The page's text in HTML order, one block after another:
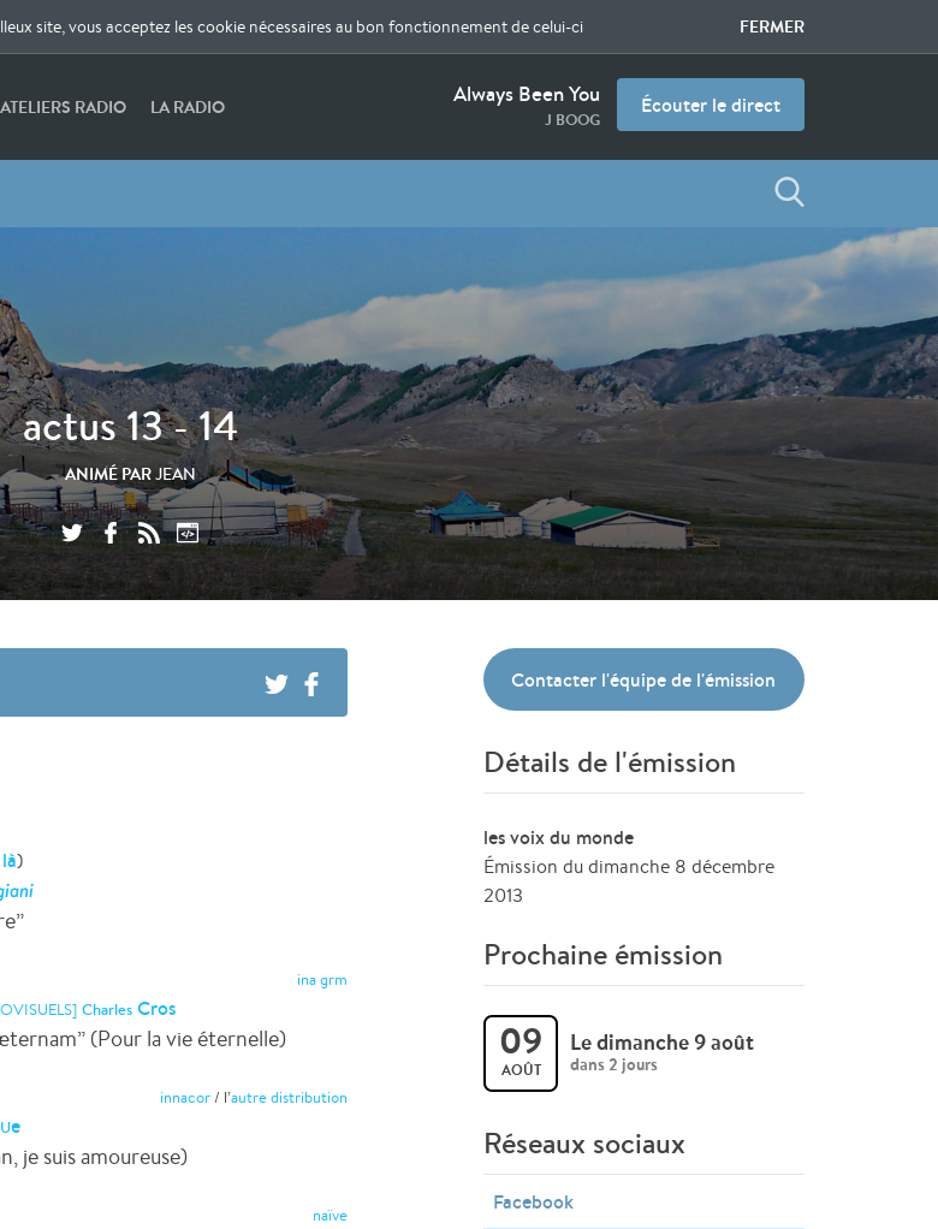
site, vous acceptez les cookie nécessaires au bon fonctionnement de celui-ci FERMER
ATELIERS RADIO LA RADIO Always Been You
J BOOG
Écouter le direct
actus 13 - 14
ANIMÉ PARJEAN
là)
ina grm
CharlesCros
(Pour la vie éternelle)
innacor/ l’autre distribution
e
je suis amoureuse)
naïve
Contacter l'équipe de l'émission
Détails de l'émission
les voix du monde
Émission du dimanche 8 décembre
2013
Prochaine émission
09
AOÛT
Le dimanche 9 août
dans 2 jours
Réseaux sociaux
Facebook